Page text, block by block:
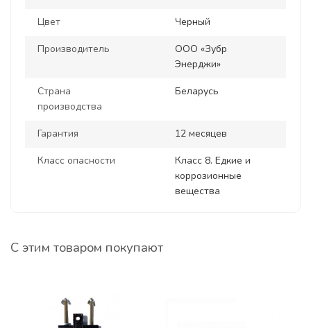
Цвет Черный
Производитель
ООО «Зубр
Энерджи»
Страна
производства
Беларусь
Гарантия 12 месяцев
Класс опасности
Класс 8. Едкие и
коррозионные
вещества
С этим товаром покупают